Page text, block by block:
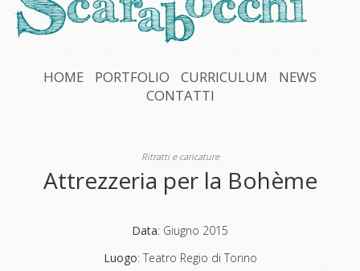
HOME PORTFOLIO CURRICULUM
NEWS
CONTATTI
Ritratti e caricature
Attrezzeria per la Bohème
Data: Giugno 2015
Luogo: Teatro Regio di Torino